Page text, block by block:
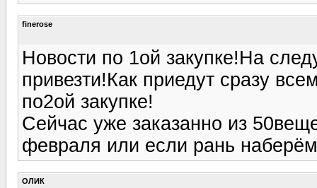
finerose
Новости по 1ой закупке!На
привезти!Как приедут сразу
по2ой закупке!
Сейчас уже заказанно из
февраля или если рань
ОЛИК